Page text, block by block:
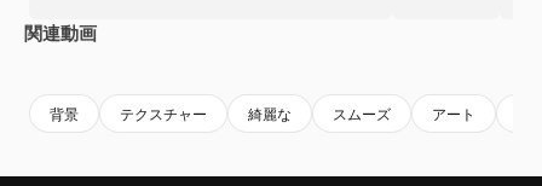
関連動画
背景 テクスチャー 綺麗な スムーズ アート